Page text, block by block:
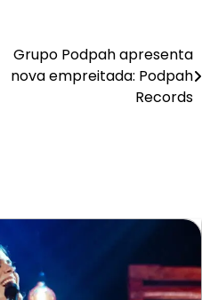
Grupo Podpah apresenta
nova empreitada: Podpah
Records